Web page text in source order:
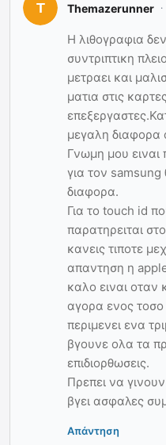
Themazerunner
Η λιθογραφια
συντριπτικη
μετραει και
ματια στις
μεγαλη διαφορα
Γνωμη μου ειναι
για τον samsung
διαφορα.
Για το touch id
παρατηρειται
κανεις τιποτε
απαντηση η
καλο ειναι οταν
αγορα ενος τοσο
περιμενει ενα
βγουνε ολα τα
επιδιορθωσεις.
Πρεπει να
βγει ασφαλες
Απάντηση